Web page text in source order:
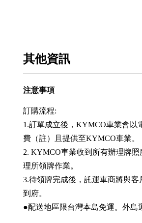
其他資訊
注意事項
訂購流程:
1.訂單成立後，KYMCO車業會以
費（註）且提供至KYMCO車業。
2. KYMCO車業收到所有辦理牌
理所領牌作業。
3.待領牌完成後，託運車商將與
到府。
●配送地區限台灣本島免運。外島